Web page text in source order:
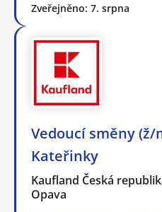
Zveřejněno: 7. srpna
Vedoucí směny (ž/
Kateřinky
Kaufland Česká
Opava